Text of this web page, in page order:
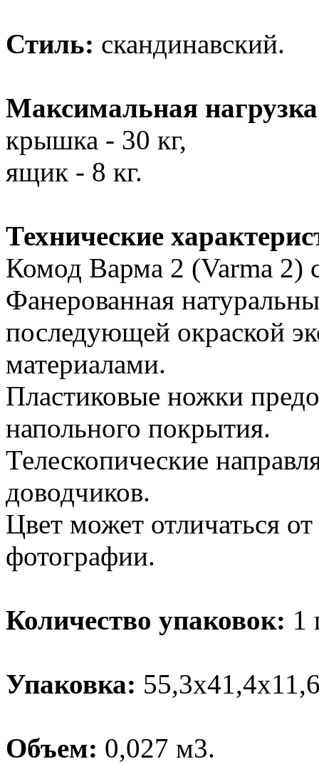
Стиль: скандинавский.
Максимальная
крышка - 30 кг,
ящик - 8 кг.
Технические
Комод Варма 2 (Varma 2)
Фанерованная
последующей окраской
материалами.
Пластиковые ножки
напольного покрытия.
Телескопические
доводчиков.
Цвет может отличаться
фотографии.
Количество упаковок: 1
Упаковка:
Объем: 0,027 м3.